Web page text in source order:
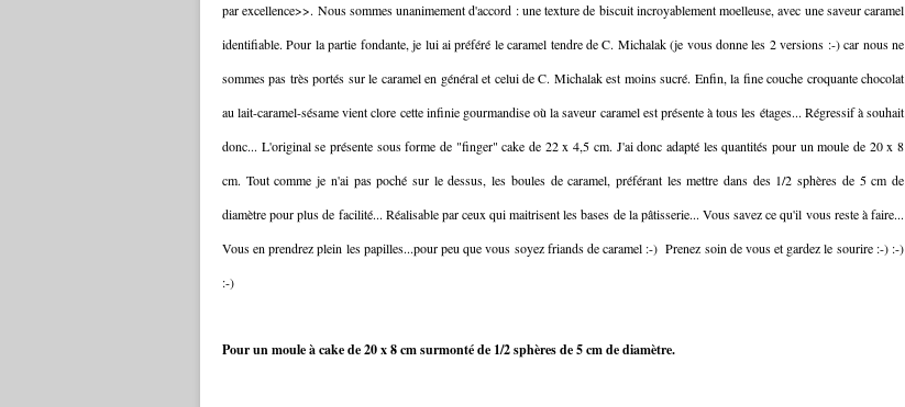
par excellence>>. Nous sommes unanimement d'accord : une texture de biscuit incroyablement moelleuse, avec une saveur caramel
identifiable. Pour la partie fondante, je lui ai préféré le caramel tendre de C. Michalak (je vous donne les 2 versions :-) car nous ne
sommes pas très portés sur le caramel en général et celui de C. Michalak est moins sucré. Enfin, la fine couche croquante chocolat
au lait-caramel-sésame vient clore cette infinie gourmandise où la saveur caramel est présente à tous les étages... Régressif à souhait
donc... L'original se présente sous forme de "finger" cake de 22 x 4,5 cm. J'ai donc adapté les quantités pour un moule de 20 x 8
cm. Tout comme je n'ai pas poché sur le dessus, les boules de caramel, préférant les mettre dans des 1/2 sphères de 5 cm de
diamètre pour plus de facilité... Réalisable par ceux qui maitrisent les bases de la pâtisserie... Vous savez ce qu'il vous reste à faire...
Vous en prendrez plein les papilles...pour peu que vous soyez friands de caramel :-) Prenez soin de vous et gardez le sourire :-) :-)
:-)
Pour un moule à cake de 20 x 8 cm surmonté de 1/2 sphères de 5 cm de diamètre.